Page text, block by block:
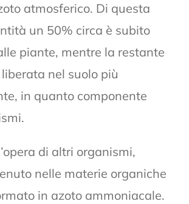
atmosferico. Di questa
un 50% circa è subito
piante, mentre la restante
nel suolo più
in quanto componente
di altri organismi,
nelle materie organiche
in azoto ammoniacale.